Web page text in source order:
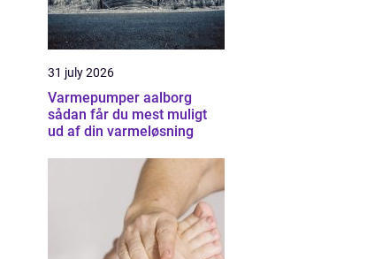
31 july 2026
Varmepumper aalborg
sådan får du mest muligt
ud af din varmeløsning